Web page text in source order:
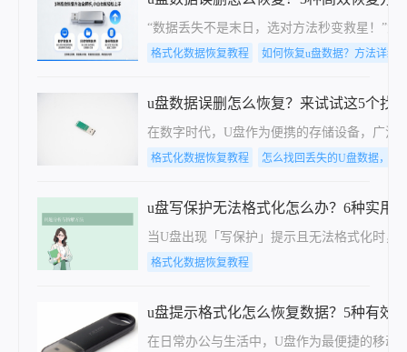
“数据丢失不是末日，选对方法秒变救星！”
格式化数据恢复教程 如何恢复u盘数据？方法详细
u盘数据误删怎么恢复？来试试这5个找
在数字时代，U盘作为便携的存储设备，广泛
格式化数据恢复教程 怎么找回丢失的U盘数据，实
u盘写保护无法格式化怎么办？6种实用
当U盘出现「写保护」提示且无法格式化时，
格式化数据恢复教程
u盘提示格式化怎么恢复数据？5种有效
在日常办公与生活中，U盘作为最便捷的移动